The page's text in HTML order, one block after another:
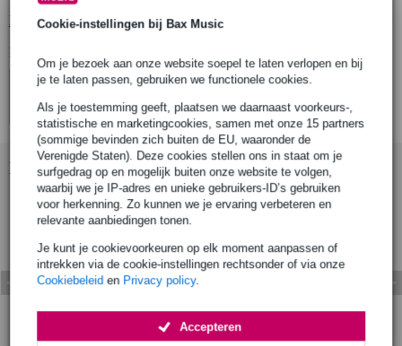
Cookie-instellingen bij Bax Music
Om je bezoek aan onze website soepel te laten verlopen en bij
je te laten passen, gebruiken we functionele cookies.
Als je toestemming geeft, plaatsen we daarnaast voorkeurs-,
statistische en marketingcookies, samen met onze 15 partners
(sommige bevinden zich buiten de EU, waaronder de
Verenigde Staten). Deze cookies stellen ons in staat om je
surfgedrag op en mogelijk buiten onze website te volgen,
waarbij we je IP-adres en unieke gebruikers-ID’s gebruiken
voor herkenning. Zo kunnen we je ervaring verbeteren en
relevante aanbiedingen tonen.
Je kunt je cookievoorkeuren op elk moment aanpassen of
intrekken via de cookie-instellingen rechtsonder of via onze
Cookiebeleid en Privacy policy.
Accepteren
Bekijk alle productspecificaties
Bekijk ook eens (1)